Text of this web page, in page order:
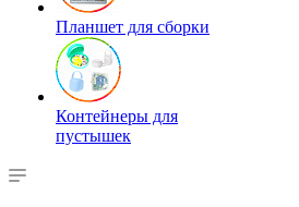
Планшет для сборки
Контейнеры для
пустышек